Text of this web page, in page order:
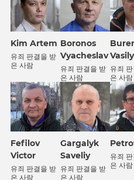
Kim Artem
유죄 판결을 받
은 사람
Boronos
Vyacheslav
유죄 판결을 받
은 사람
Vasily
유죄
은 사람
Fefilov
Victor
유죄 판결을 받
은 사람
Gargalyk
Saveliy
유죄 판결을 받
은 사람
유죄
은 사람